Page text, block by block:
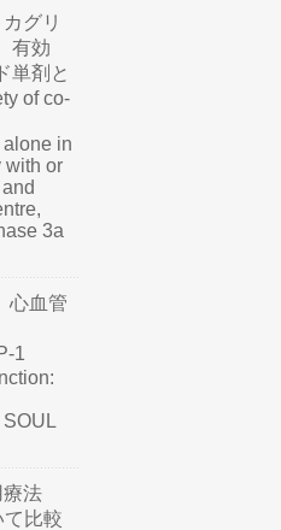
グリ
有効
単剤と
of co-
in
with or
3a
心血管
1
法
比較